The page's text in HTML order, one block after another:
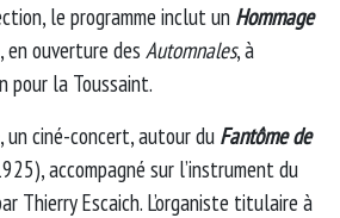
le programme inclut un Hommage
en ouverture des Automnales, à
pour la Toussaint.
un ciné-concert, autour du Fantôme de
accompagné sur l’instrument du
Thierry Escaich. L’organiste titulaire à